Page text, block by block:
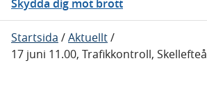
Skydda dig mot brott
Startsida /Aktuellt/
17 juni 11.00, Trafikkontroll, Skellefteå